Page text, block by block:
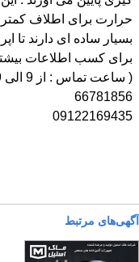
بسیار ساده ای دارند تا
برای کسب اطلاعات
( ساعت تماس : از 9 الی 19 ) :
66781856
09122169435
آگهی‌های مرتبط